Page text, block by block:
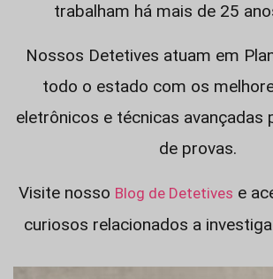
trabalham há mais de 25
Nossos Detetives atuam em
todo o estado com os
eletrônicos e técnicas avançadas
de provas.
Visite nosso Blog de Detetives e
curiosos relacionados a